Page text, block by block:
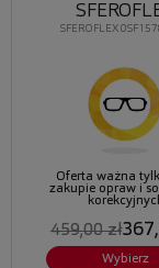
SFEROFLEX
Oferta ważna
zakupie opraw i
459,00 zł
Wybierz